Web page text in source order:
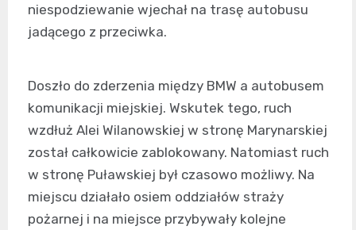
niespodziewanie wjechał na trasę autobusu
jadącego z przeciwka.
Doszło do zderzenia między BMW a autobusem
komunikacji miejskiej. Wskutek tego, ruch
wzdłuż Alei Wilanowskiej w stronę Marynarskiej
został całkowicie zablokowany. Natomiast ruch
w stronę Puławskiej był czasowo możliwy. Na
miejscu działało osiem oddziałów straży
pożarnej i na miejsce przybywały kolejne